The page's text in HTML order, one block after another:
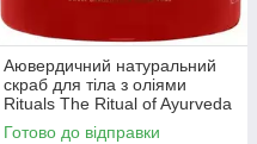
Аювердичний натуральний
скраб для тіла з оліями
Rituals The Ritual of Ayurveda
Нідерланди Ритуал
Готово до відправки